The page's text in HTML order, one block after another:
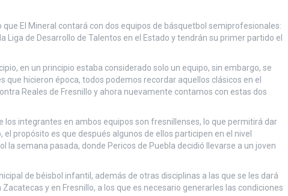
El Mineral contará con dos equipos de básquetbol semiprofesionales:
Liga de Desarrollo de Talentos en el Estado y tendrán su primer partido el
en un principio estaba considerado solo un equipo, sin embargo, se
hicieron época, todos podemos recordar aquellos clásicos en el
Reales de Fresnillo y ahora nuevamente contamos con estas dos
integrantes en ambos equipos son fresnillenses, lo que permitirá dar
propósito es que después algunos de ellos participen en el nivel
la semana pasada, donde Pericos de Puebla decidió llevarse a un joven
de béisbol infantil, además de otras disciplinas a las que se les dará
y en Fresnillo, a los que es necesario generarles las condiciones